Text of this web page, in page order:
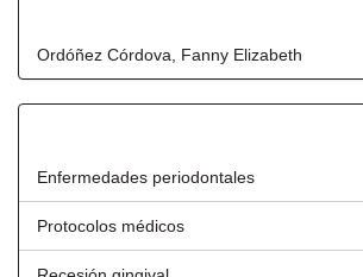
Ordóñez Córdova, Fanny Elizabeth
Enfermedades periodontales
Protocolos médicos